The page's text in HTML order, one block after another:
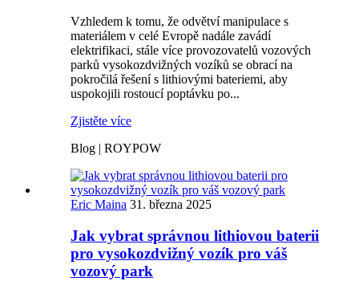
Vzhledem k tomu, že odvětví manipulace s
materiálem v celé Evropě nadále zavádí
elektrifikaci, stále více provozovatelů vozových
parků vysokozdvižných vozíků se obrací na
pokročilá řešení s lithiovými bateriemi, aby
uspokojili rostoucí poptávku po...
Zjistěte více
Blog | ROYPOW
Eric Maina 31. března 2025
Jak vybrat správnou lithiovou baterii
pro vysokozdvižný vozík pro váš
vozový park